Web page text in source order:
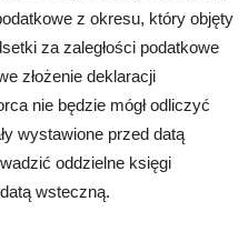
z okresu, który objęty
za zaległości podatkowe
złożenie deklaracji
nie będzie mógł odliczyć
wystawione przed datą
oddzielne księgi
wsteczną.